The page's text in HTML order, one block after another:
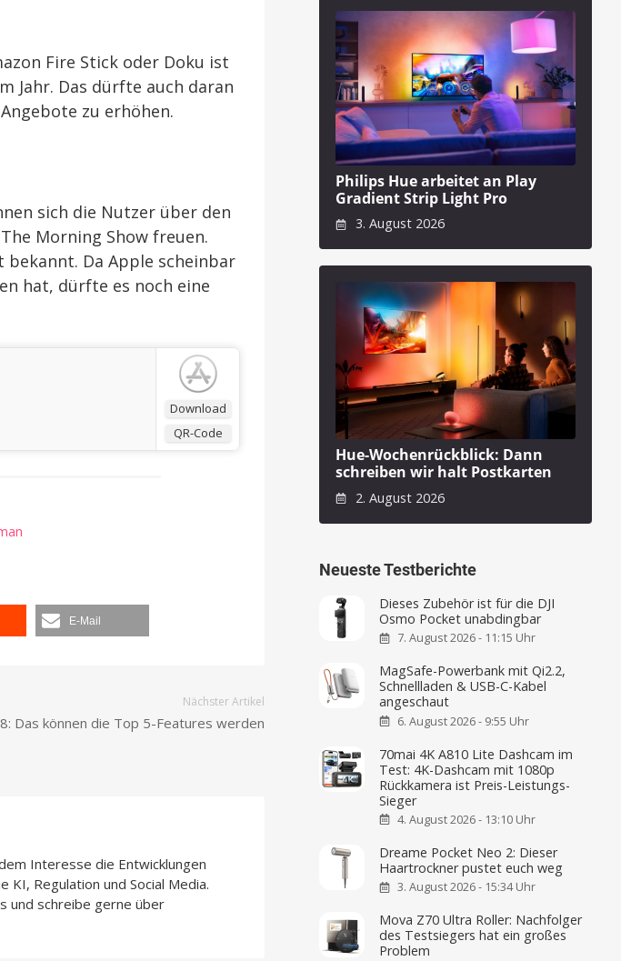
Fire Stick oder Doku ist
Jahr. Das dürfte auch daran
zu erhöhen.
sich die Nutzer über den
Morning Show freuen.
Da Apple scheinbar
hat, dürfte es noch eine
Download
QR-Code
E-Mail
Nächster Artikel
Das können die Top 5-Features werden
Interesse die Entwicklungen
Regulation und Social Media.
und schreibe gerne über
Philips Hue arbeitet an Play
Gradient Strip Light Pro
3. August 2026
Hue-Wochenrückblick: Dann
schreiben wir halt Postkarten
2. August 2026
Neueste Testberichte
Dieses Zubehör ist für die DJI
Osmo Pocket unabdingbar
7. August 2026 - 11:15 Uhr
MagSafe-Powerbank mit Qi2.2,
Schnellladen & USB-C-Kabel
angeschaut
6. August 2026 - 9:55 Uhr
70mai 4K A810 Lite Dashcam im
Test: 4K-Dashcam mit 1080p
Rückkamera ist Preis-Leistungs-
Sieger
4. August 2026 - 13:10 Uhr
Dreame Pocket Neo 2: Dieser
Haartrockner pustet euch weg
3. August 2026 - 15:34 Uhr
Mova Z70 Ultra Roller: Nachfolger
des Testsiegers hat ein großes
Problem